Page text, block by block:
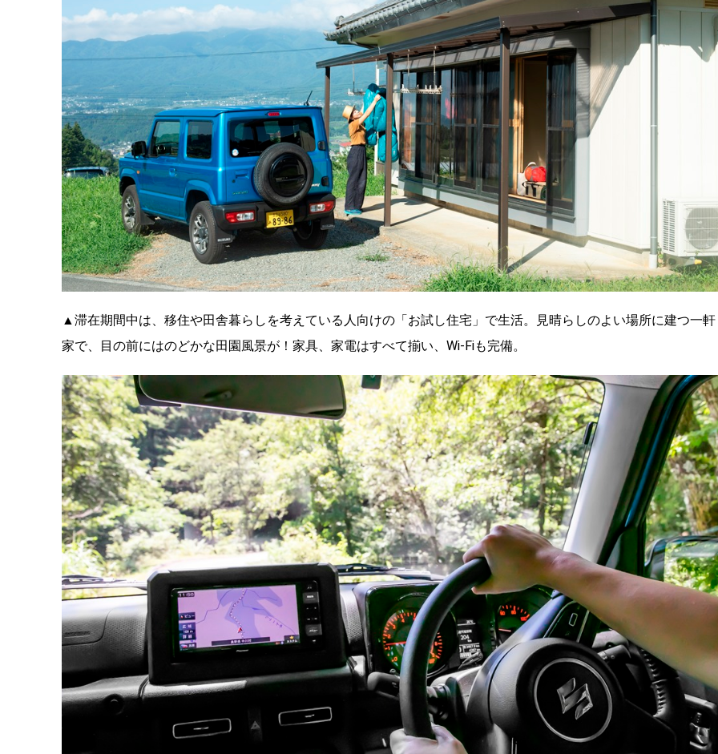
▲滞在期間中は、移住や田舎暮らしを考えている人向けの「お試し住宅」で生活。見晴らしのよい場所に建つ一軒
家で、目の前にはのどかな田園風景が！家具、家電はすべて揃い、Wi-Fiも完備。